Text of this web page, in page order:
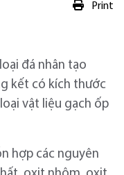
Print
đá nhân tạo
kết có kích thước
vật liệu gạch ốp
hợp các nguyên